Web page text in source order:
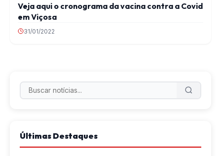
Veja aqui o cronograma da vacina contra a Covid
em Viçosa
31/01/2022
Últimas Destaques